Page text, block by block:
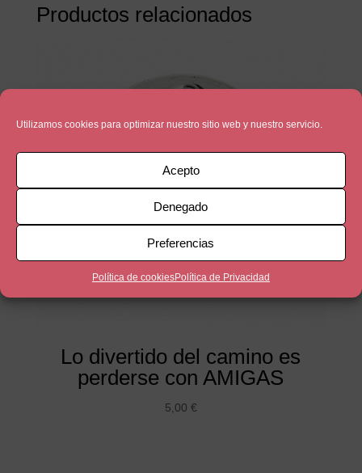
Utilizamos cookies para optimizar nuestro sitio web y nuestro servicio.
Acepto
Denegado
Preferencias
Política de cookiesPolítica de Privacidad
Productos relacionados
Lo divertido del camino es
perderse con AMIGAS
5,00 €